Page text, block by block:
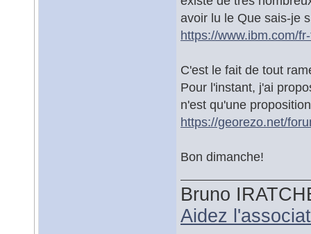
avoir lu le Que sais-je
https://www.ibm.com/
C'est le fait de tout
Pour l'instant, j'ai
n'est qu'une
https://georezo.net/
Bon dimanche!
Bruno
Aidez